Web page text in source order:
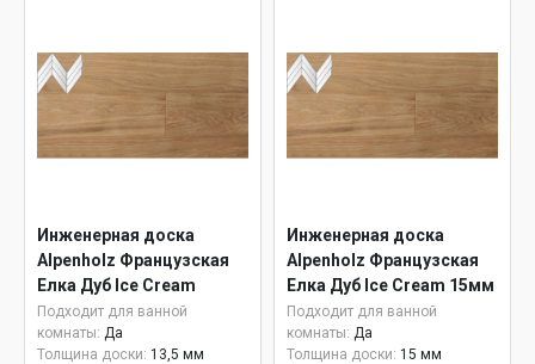
Инженерная доска
Alpenholz Французская
Елка Дуб Ice Cream
Подходит для ванной
комнаты: Да
Толщина доски: 13,5 мм
Инженерная доска
Alpenholz Французская
Елка Дуб Ice Cream 15мм
Подходит для ванной
комнаты: Да
Толщина доски: 15 мм